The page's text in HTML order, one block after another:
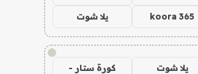
koora 365 يلا شوت
!
يلا شوت
كورة ستار -